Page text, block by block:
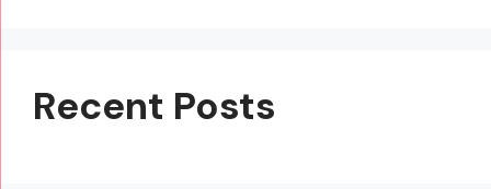
Recent Posts